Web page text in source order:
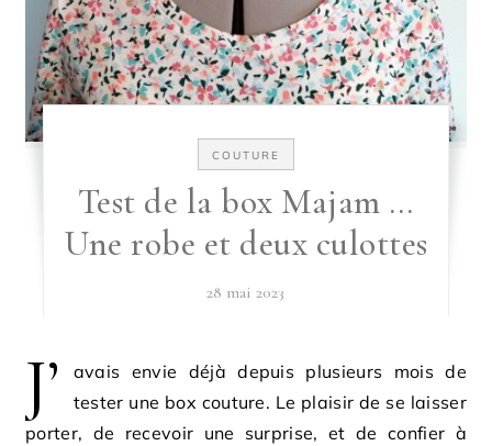
COUTURE
Test de la box Majam …
Une robe et deux culottes
28 mai 2023
J’
avais envie déjà depuis plusieurs mois de
tester une box couture. Le plaisir de se laisser
porter, de recevoir une surprise, et de confier à